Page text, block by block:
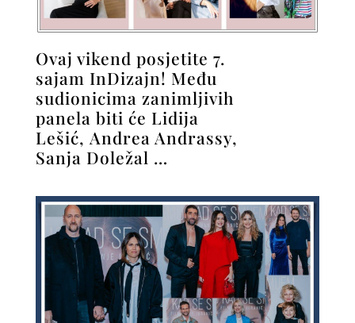
Ovaj vikend posjetite 7.
sajam InDizajn! Među
sudionicima zanimljivih
panela biti će Lidija
Lešić, Andrea Andrassy,
Sanja Doležal …